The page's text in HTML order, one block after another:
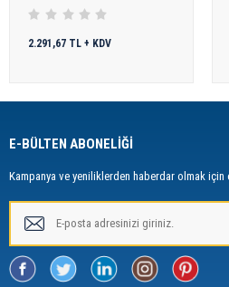
2.291,67 TL + KDV
E-BÜLTEN ABONELİĞİ
Kampanya ve yeniliklerden haberdar olmak için